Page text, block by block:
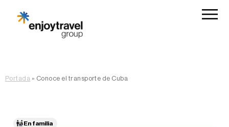
Portada » Conoce el transporte de Cuba
En familia